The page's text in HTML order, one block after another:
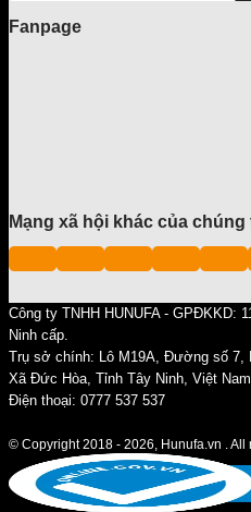
Fanpage
Mạng xã hội khác của chúng
Công ty TNHH HUNUFA - GPĐKKD:
Ninh cấp.
Trụ sở chính: Lô M19A, Đường số 7,
Xã Đức Hòa, Tỉnh Tây Ninh, Việt Nam.
Điện thoại: 0777 537 537
© Copyright 2018 - 2026, Hunufa.vn . All